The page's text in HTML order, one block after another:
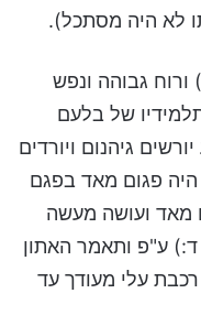
לא היה מסתכל).
ורוח גבוהה ונפש
של בלעם
גיהנום ויורדים
פגום מאד בפגם
מאד ועושה מעשה
ע"פ ותאמר האתון
עלי מעודך עד